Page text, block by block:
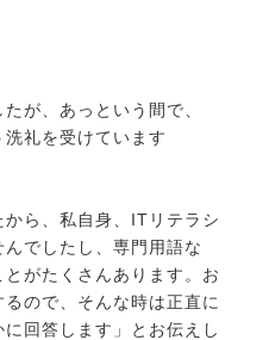
が、あっという間で、
洗礼を受けています
ら、私自身、ITリテラシ
でしたし、専門用語な
がたくさんあります。お
ので、そんな時は正直に
に回答します」とお伝えし